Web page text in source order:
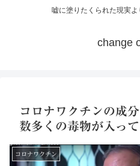
嘘に塗りたくられた現実
change
コロナワクチンの成
数多くの毒物が入って
コロナワクチン